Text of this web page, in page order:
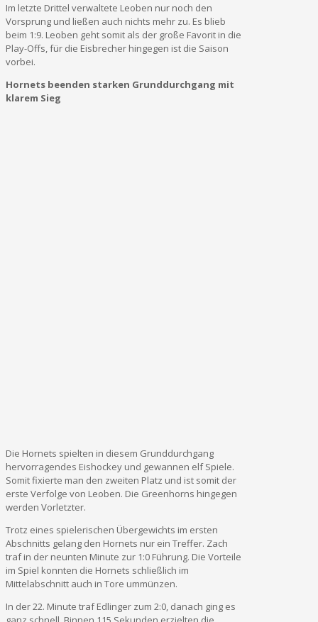
Im letzte Drittel verwaltete Leoben nur noch den
Vorsprung und ließen auch nichts mehr zu. Es blieb
beim 1:9. Leoben geht somit als der große Favorit in die
Play-Offs, für die Eisbrecher hingegen ist die Saison
vorbei.
Hornets beenden starken Grunddurchgang mit
klarem Sieg
Die Hornets spielten in diesem Grunddurchgang
hervorragendes Eishockey und gewannen elf Spiele.
Somit fixierte man den zweiten Platz und ist somit der
erste Verfolge von Leoben. Die Greenhorns hingegen
werden Vorletzter.
Trotz eines spielerischen Übergewichts im ersten
Abschnitts gelang den Hornets nur ein Treffer. Zach
traf in der neunten Minute zur 1:0 Führung. Die Vorteile
im Spiel konnten die Hornets schließlich im
Mittelabschnitt auch in Tore ummünzen.
In der 22. Minute traf Edlinger zum 2:0, danach ging es